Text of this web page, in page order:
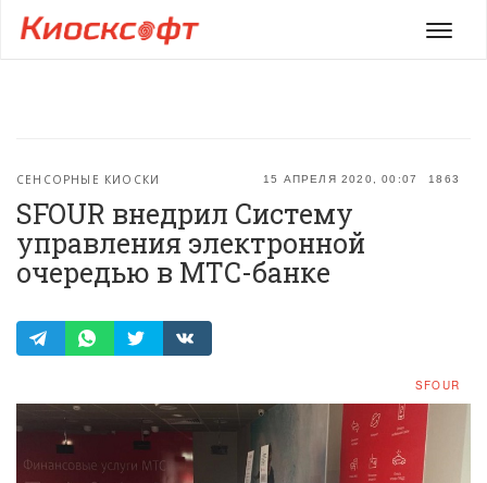
Меню
15 АПРЕЛЯ 2020, 00:07 1863
СЕНСОРНЫЕ КИОСКИ
SFOUR внедрил Систему
управления электронной
очередью в МТС-банке
SFOUR